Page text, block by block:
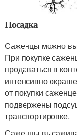
Посадка
Саженцы можно
При покупке
продаваться в
интенсивно
от покупки
подвержены
транспортировке.